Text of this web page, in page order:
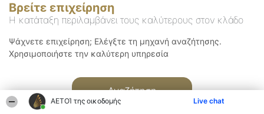
ΑΕΤΟΊ της οικοδομής Live chat
Βρείτε επιχείρηση
Η κατάταξη περιλαμβάνει τους καλύτερους στον κλάδο
Ψάχνετε επιχείρηση; Ελέγξτε τη μηχανή αναζήτησης.
Χρησιμοποιήστε την καλύτερη υπηρεσία
Αναζήτηση